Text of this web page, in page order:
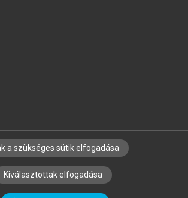
CÉGEKNEK KÖNYVTÁROSOKNAK
ÉS LEKTORÁLÁSI ALAPELVEK
a szükséges sütik elfogadása
Kiválasztottak elfogadása